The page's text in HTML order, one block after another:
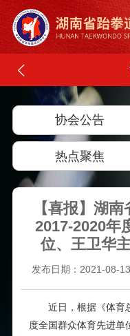
协会公告
热点聚焦
【喜报】湖
2017-2020年
位、王卫华
发布日期：2021-08-13
近日，根据《体育
度全国群众体育先进单